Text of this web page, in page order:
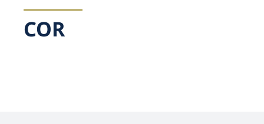
COR